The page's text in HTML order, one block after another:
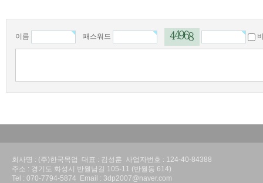
이름 패스워드
회사명 : (주)한국목업 대표 : 김성훈 사업자번호 : 124-40-84388
주소 : 경기도 화성시 반월남길 105-11 (반월동 614)
Tel : 070-7794-5874 Email : 3dp2007@naver.com